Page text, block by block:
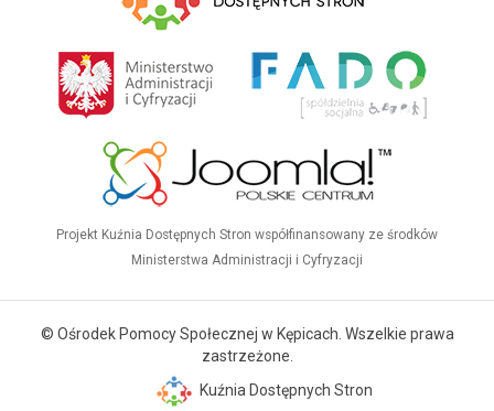
Projekt Kuźnia Dostępnych Stron współfinansowany ze środków
Ministerstwa Administracji i Cyfryzacji
© Ośrodek Pomocy Społecznej w Kępicach. Wszelkie prawa
zastrzeżone.
Kuźnia Dostępnych Stron